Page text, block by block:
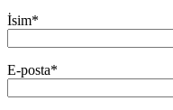
İsim*
E-posta*